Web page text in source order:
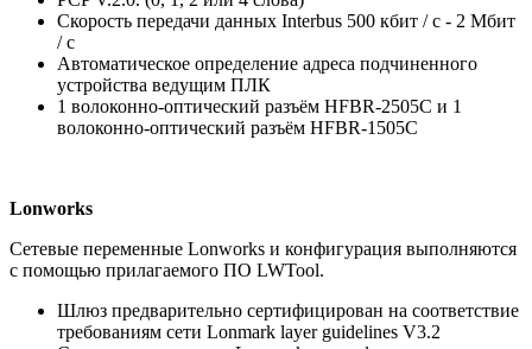
Скорость передачи данных Interbus 500 кбит / с - 2 Мбит
/ с
Автоматическое определение адреса подчиненного
устройства ведущим ПЛК
1 волоконно-оптический разъём HFBR-2505C и 1
волоконно-оптический разъём HFBR-1505C
Lonworks
Сетевые переменные Lonworks и конфигурация выполняются
с помощью прилагаемого ПО LWTool.
Шлюз предварительно сертифицирован на соответствие
требованиям сети Lonmark layer guidelines V3.2